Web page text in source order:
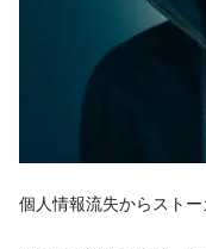
個人情報流失からストー